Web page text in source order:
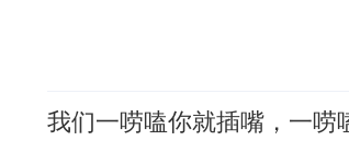
我们一唠嗑你就插嘴，一唠